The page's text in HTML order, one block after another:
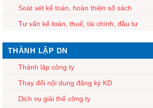
Soát xét kế toán, hoàn thiện sổ sách
Tư vấn kế toán, thuế, tài chính, đầu tư
THÀNH LẬP DN
Thành lập công ty
Thay đổi nội dung đăng ký KD
Dịch vụ giải thể công ty